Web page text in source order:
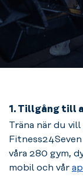
1. Tillgång till
Träna när du
våra 280 gym,
mobil och vår